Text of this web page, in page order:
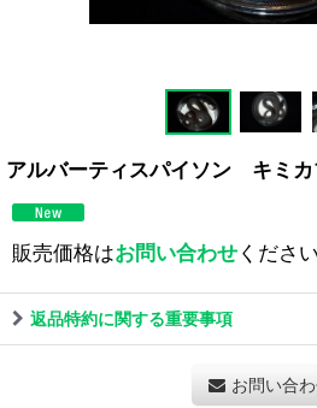
アルバーティスパイソン キミ
販売価格はお問い合わせください
返品特約に関する重要事項
お問い合